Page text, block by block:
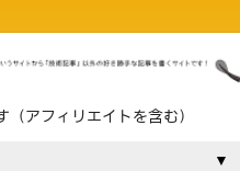
アフィリエイトを含む）
▼